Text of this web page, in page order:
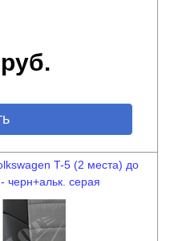
T-5 (2 места) до
черн+альк. серая